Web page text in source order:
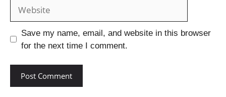
Save my name, email, and website in this browser
for the next time I comment.